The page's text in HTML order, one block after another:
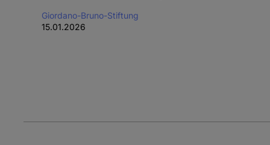
Giordano-Bruno-Stiftung
15.01.2026